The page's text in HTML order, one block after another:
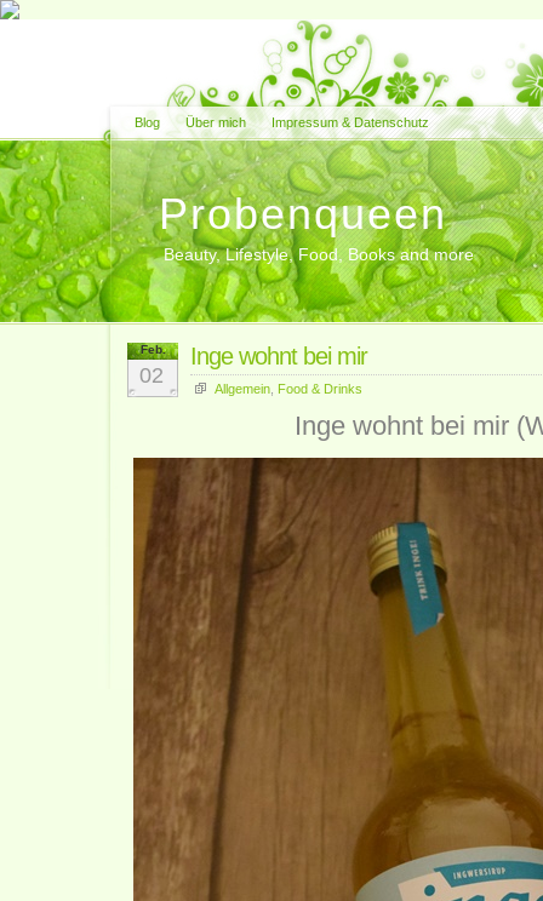
Blog Über mich Impressum & Datenschutz
Probenqueen
Beauty, Lifestyle, Food, Books and more
Feb.
02
Inge wohnt bei mir
Allgemein Food & Drinks
Inge wohnt bei mir